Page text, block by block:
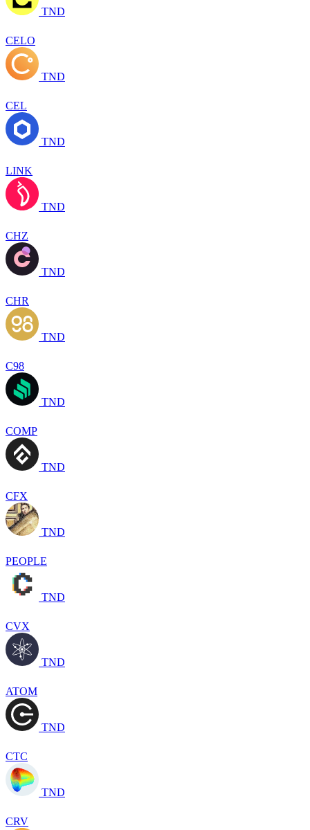
TND
CELO
TND
CEL
TND
LINK
TND
CHZ
TND
CHR
TND
C98
TND
COMP
TND
CFX
TND
PEOPLE
TND
CVX
TND
ATOM
TND
CTC
TND
CRV